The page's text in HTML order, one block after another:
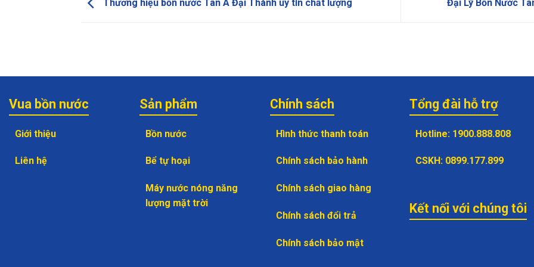
Thương hiệu bồn nước Tân Á Đại Thành uy tín chất lượng Đại Lý Bồn Nước
Vua bồn nước
Giới thiệu
Liên hệ
Sản phẩm
Bồn nước
Bể tự hoại
Máy nước nóng năng
lượng mặt trời
Chính sách
Hình thức thanh toán
Chính sách bảo hành
Chính sách giao hàng
Chính sách đổi trả
Chính sách bảo mật
Tổng đài hỗ trợ
Hotline: 1900.888.808
CSKH : 0899.177.899
Kết nối với chúng tôi